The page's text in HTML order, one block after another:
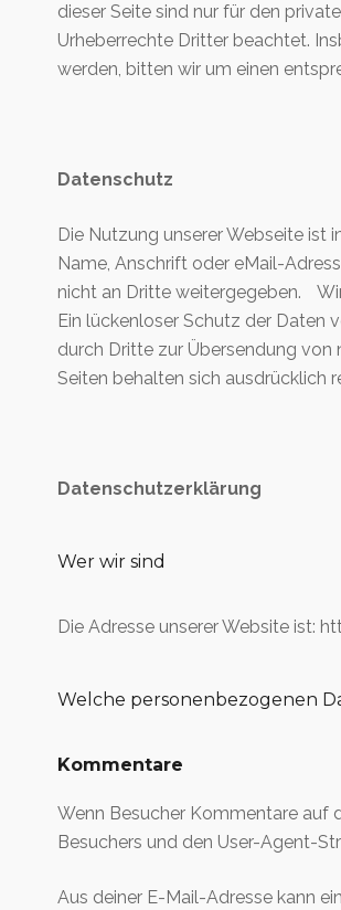
dieser Seite sind nur für den
Urheberrechte Dritter beachtet.
werden, bitten wir um einen
Datenschutz
Die Nutzung unserer Webseite ist
Name, Anschrift oder eMail-
nicht an Dritte weitergegeben.
Ein lückenloser Schutz der
durch Dritte zur Übersendung
Seiten behalten sich ausdrücklich
Datenschutzerklärung
Wer wir sind
Die Adresse unserer Website ist:
Welche personenbezogenen
Kommentare
Wenn Besucher Kommentare auf
Besuchers und den User-Agent-
Aus deiner E-Mail-Adresse kann